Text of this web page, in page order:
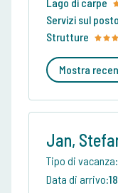
Servizi sul posto
Strutture
Mostra
Jan,
Tipo di vacanza:
Data di arrivo: